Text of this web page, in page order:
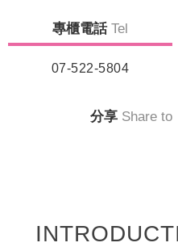
專櫃電話 Tel
07-522-5804
分享 Share to